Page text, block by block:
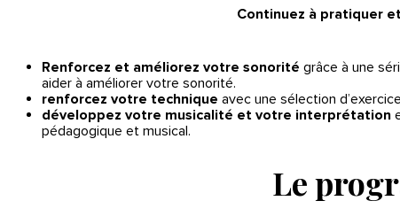
Continuez à pratiquer
Renforcez et améliorez votre sonorité grâce à une
aider à améliorer votre sonorité.
renforcez votre technique avec une sélection
développez votre musicalité et votre interprétation
pédagogique et musical.
Le